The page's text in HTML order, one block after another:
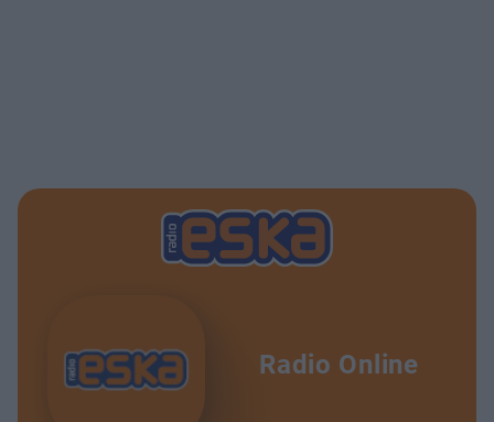
Radio Online